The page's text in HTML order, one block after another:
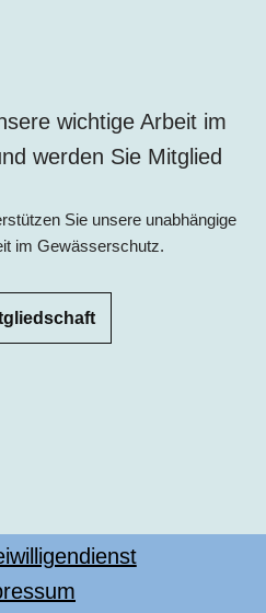
wichtige Arbeit im
werden Sie Mitglied
Sie unsere unabhängige
im Gewässerschutz.